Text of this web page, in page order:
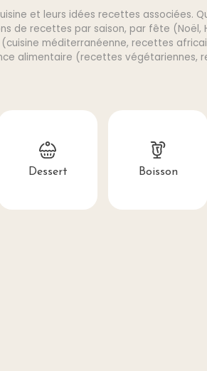
et leurs idées recettes associées.
de recettes par saison, par fête (Noël,
méditerranéenne, recettes
alimentaire (recettes végétariennes,
Dessert Boisson